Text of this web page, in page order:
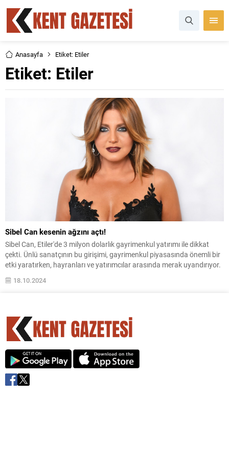
Anasayfa Etiket: Etiler
Etiket: Etiler
Sibel Can kesenin ağzını açtı!
Sibel Can, Etiler'de 3 milyon dolarlık gayrimenkul yatırımı ile dikkat
çekti. Ünlü sanatçının bu girişimi, gayrimenkul piyasasında önemli bir
etki yaratırken, hayranları ve yatırımcılar arasında merak uyandırıyor.
18.10.2024